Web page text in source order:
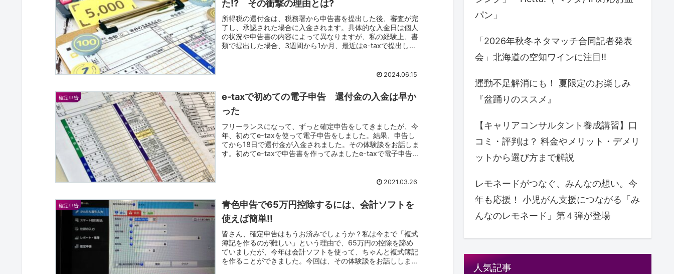
た!? その衝撃の理由とは?
所得税の還付金は、税務署から申告書を提出した後、審査が完
了し、承認された場合に入金されます。具体的な入金日は個人
の状況や申告書の内容によって異なりますが、私の経験上、書
類で提出した場合、3週間から1か月、最近はe-taxで提出して
2024.06.15
確定申告
e-taxで初めての電子申告 還付金の入金は早か
った
フリーランスになって、ずっと確定申告をしてきましたが、今
年、初めてe-taxを使って電子申告をしました。結果、申告し
てから18日で還付金が入金されました。その体験談をお話しま
す。初めてe-taxで申告書を作ってみましたe-taxで電子申告
2021.03.26
確定申告
青色申告で65万円控除するには、会計ソフトを
使えば簡単!!
皆さん、確定申告はもうお済みでしょうか？私は今まで「複式
簿記を作るのが難しい」という理由で、65万円の控除を諦め
ていましたが、今年は会計ソフトを使って、ちゃんと複式簿記
を作ることができました。今回は、その体験談をお話ししま
パン」
「2026年秋冬ネタマッチ合同記者発表
会」北海道の空知ワインに注目!!
運動不足解消にも！ 夏限定のお楽しみ
『盆踊りのススメ』
【キャリアコンサルタント養成講習】口
コミ・評判は？ 料金やメリット・デメリ
ットから選び方まで解説
レモネードがつなぐ、みんなの想い。今
年も応援！ ⼩児がん支援につながる「み
んなのレモネード」第４弾が登場
人気記事